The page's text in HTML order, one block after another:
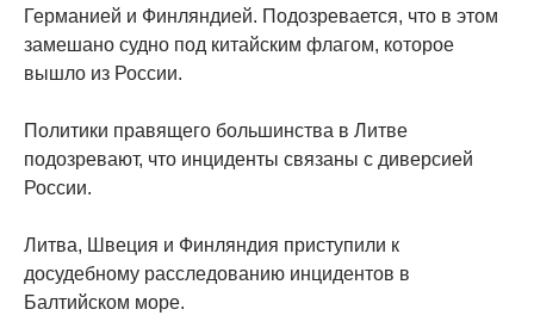
Германией и Финляндией. Подозревается, что в этом
замешано судно под китайским флагом, которое
вышло из России.
Политики правящего большинства в Литве
подозревают, что инциденты связаны с диверсией
России.
Литва, Швеция и Финляндия приступили к
досудебному расследованию инцидентов в
Балтийском море.